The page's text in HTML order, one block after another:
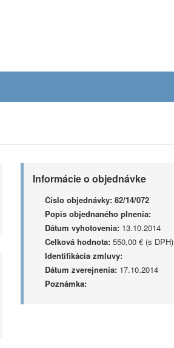
Informácie o objednávke
Číslo objednávky: 82/14/072
Popis objednaného plnenia:
Dátum vyhotovenia:13.10.2014
Celková hodnota:550,00 € (s DPH)
Identifikácia zmluvy:
Dátum zverejnenia:17.10.2014
Poznámka: